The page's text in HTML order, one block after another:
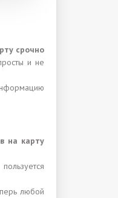
срочно
и не
на карту
любой